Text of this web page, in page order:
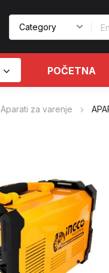
POČETNA
Aparati za varenje